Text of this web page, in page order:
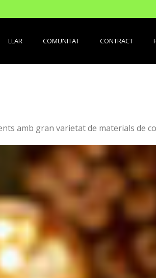
LLAR COMUNITAT CONTRACT
amb gran varietat de materials de